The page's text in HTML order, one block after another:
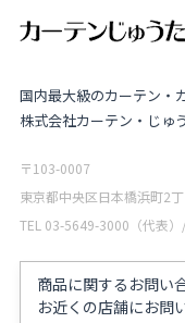
国内最大級のカーテン・
株式会社カーテン・じゅ
〒103-0007
東京都中央区日本橋浜町2
TEL 03-5649-3000（代表
商品に関するお問い
お近くの店舗にお問